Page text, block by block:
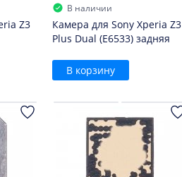
Z3
В наличии
Камера для Sony Xperia Z3
Plus Dual (E6533) задняя
В корзину